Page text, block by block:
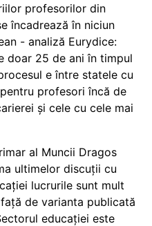
profesorilor din
încadrează în niciun
- analiză Eurydice:
doar 25 de ani în timpul
e între statele cu
profesori încă de
și cele cu cele mai
al Muncii Dragos
ultimelor discuții cu
lucrurile sunt mult
de varianta publicată
educației este